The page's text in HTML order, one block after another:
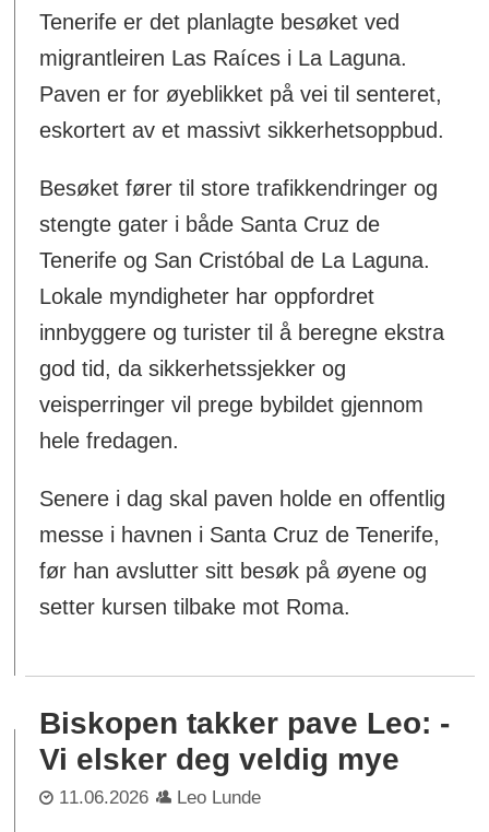
Tenerife er det planlagte besøket ved
migrantleiren Las Raíces i La Laguna.
Paven er for øyeblikket på vei til senteret,
eskortert av et massivt sikkerhetsoppbud.
Besøket fører til store trafikkendringer og
stengte gater i både Santa Cruz de
Tenerife og San Cristóbal de La Laguna.
Lokale myndigheter har oppfordret
innbyggere og turister til å beregne ekstra
god tid, da sikkerhetssjekker og
veisperringer vil prege bybildet gjennom
hele fredagen.
Senere i dag skal paven holde en offentlig
messe i havnen i Santa Cruz de Tenerife,
før han avslutter sitt besøk på øyene og
setter kursen tilbake mot Roma.
Biskopen takker pave Leo: -
Vi elsker deg veldig mye
11.06.2026 Leo Lunde